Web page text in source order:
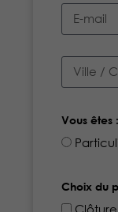
Vous êtes :
Choix du
Clôture